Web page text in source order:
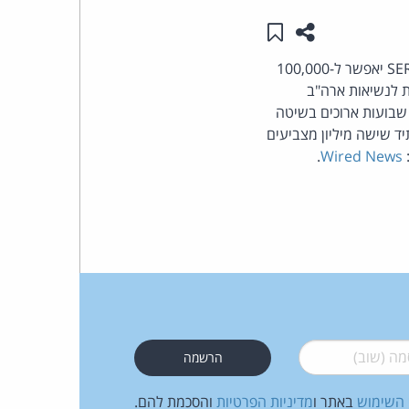
שתפו עמוד זה
שמור ב"תכנים שלי"
יאפשר ל-100,000
לנשיאות ארה"ב
ארוכים בשיטה
שישה מיליון מצביעים
Wired News
.
(שוב)*
השימוש באתר ומדיניות הפרטיות והסכמת להם.